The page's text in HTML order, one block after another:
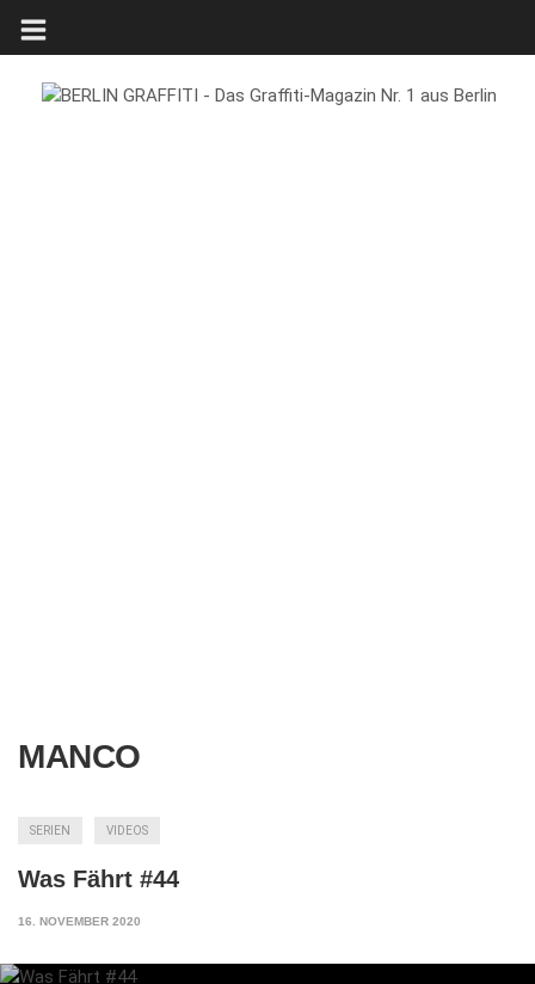
MANCO
SERIEN VIDEOS
Was Fährt #44
16. NOVEMBER 2020